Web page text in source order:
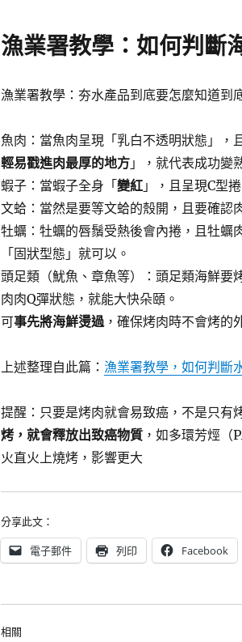
漁業署教學：如何判斷
漁業署教學：夯水產品到底要怎麼知道到
魚肉：當魚肉呈現「乳白不透明狀態」，
輕易戳進肉最厚的地方」，就代表成功變
蝦子：當蝦子全身「變紅」，且呈現C型
文蛤：當然是要等文蛤的殼開，且要確認
牡蠣：牡蠣的唇鬚受熱後會內捲，且牡蠣
「固狀型態」就可以。
頭足類（魷魚、章魚等）：頭足類海鮮要
肉肉Q彈狀態，就能大快朵頤。
可事先將海鮮燙過，確保烤肉時不會烤的
上述整理自此篇： 漁業署教學，如何判斷
提醒：只要是烤肉就會易致癌，不是只有
烤，就會釋放出致癌物質，如多環芳烴（
火直火上燒烤，影響更大
分享此文：
電子郵件 列印 Facebook
相關